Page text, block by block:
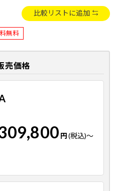
比較リストに追加
無料
売価格
円(税込)～